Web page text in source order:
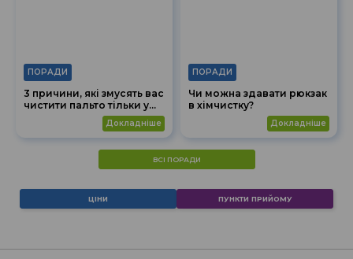
ПОРАДИ
3 причини, які змусять вас
чистити пальто тільки у
докладніше
ПОРАДИ
Чи можна здавати рюкзак
в хімчистку?
докладніше
ВСІ ПОРАДИ
ЦІНИ ПУНКТИ ПРИЙОМУ